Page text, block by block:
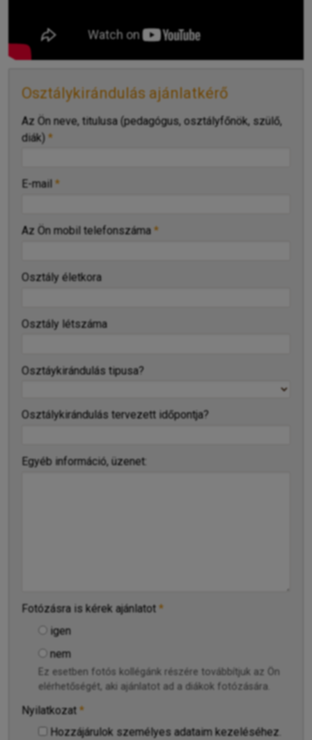
Osztálykirándulás ajánlatkérő
-
Az Ön neve, titulusa (pedagógus, osztályfőnök, szülő,
diák) *
E-mail *
Az Ön mobil telefonszáma *
Osztály életkora
Osztály létszáma
Osztáykirándulás tipusa?
Osztálykirándulás tervezett időpontja?
Egyéb információ, üzenet:
Fotózásra is kérek ajánlatot *
igen
nem
Ez esetben fotós kollégánk részére továbbítjuk az Ön
elérhetőségét, aki ajánlatot ad a diákok fotózására.
Nyilatkozat *
Hozzájárulok személyes adataim kezeléséhez.